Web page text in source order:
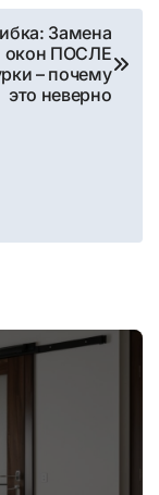
Замена
окон ПОСЛЕ
– почему
это неверно